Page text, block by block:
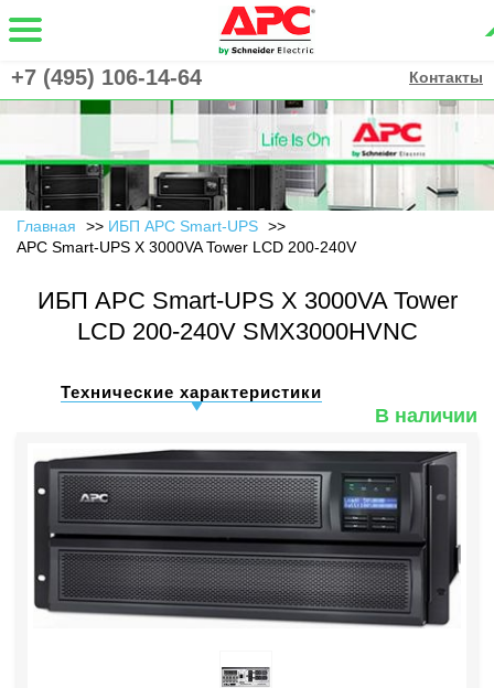
+7 (495) 106-14-64 Контакты
Главная
ИБП APC Smart-UPS
APC Smart-UPS X 3000VA Tower LCD 200-240V
ИБП APC Smart-UPS X 3000VA Tower
LCD 200-240V SMX3000HVNC
Технические характеристики
В наличии